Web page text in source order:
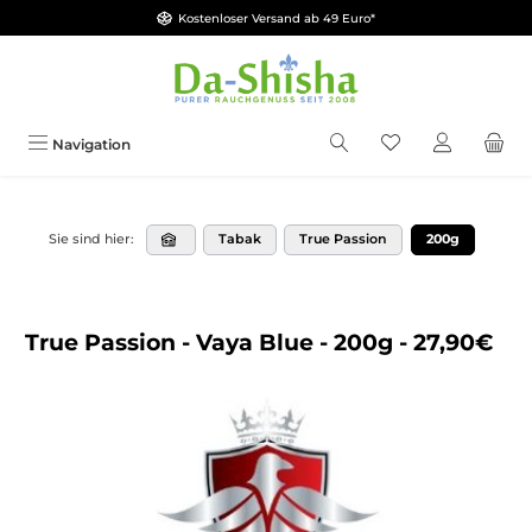
Zum Hauptinhalt springenKostenloser Versand ab 49 Euro*
Navigation Du hast 0
Sie sind hier: Tabak True Passion 200g
True Passion - Vaya Blue - 200g - 27,90€